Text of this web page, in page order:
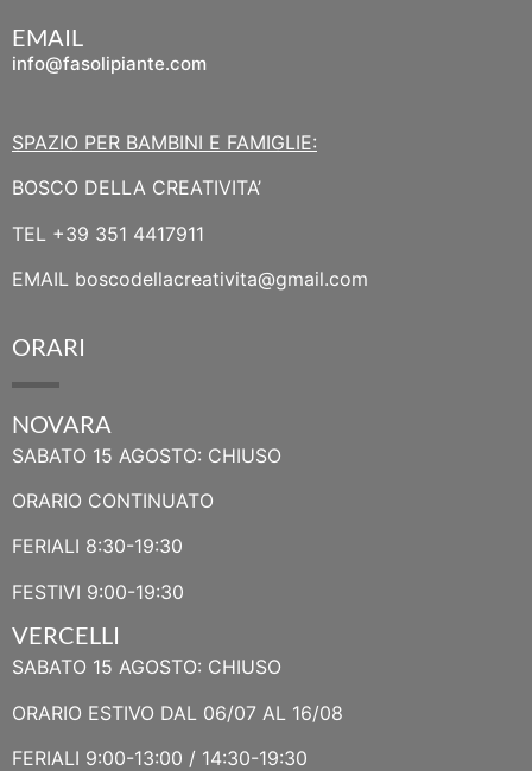
EMAIL
info@fasolipiante.com
SPAZIO PER BAMBINI E FAMIGLIE:
BOSCO DELLA CREATIVITA’
TEL +39 351 4417911
EMAIL boscodellacreativita@gmail.com
ORARI
NOVARA
SABATO 15 AGOSTO: CHIUSO
ORARIO CONTINUATO
FERIALI 8:30-19:30
FESTIVI 9:00-19:30
VERCELLI
SABATO 15 AGOSTO: CHIUSO
ORARIO ESTIVO DAL 06/07 AL 16/08
FERIALI 9:00-13:00 / 14:30-19:30